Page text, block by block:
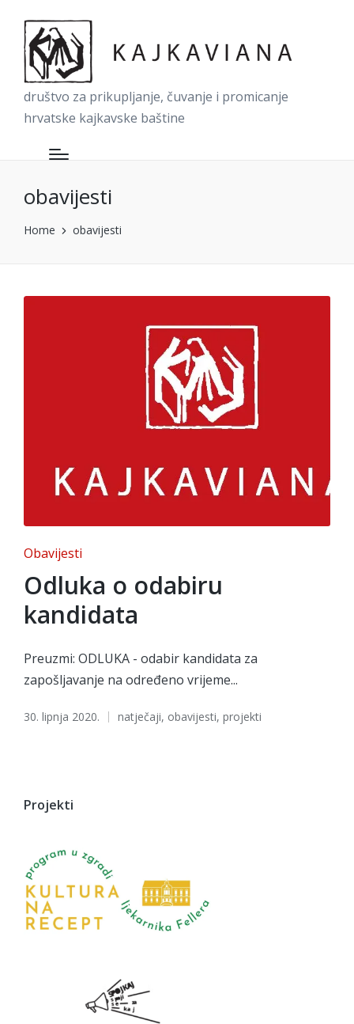
društvo za prikupljanje, čuvanje i promicanje
hrvatske kajkavske baštine
obavijesti
Home obavijesti
Posted
in
Obavijesti
Odluka o odabiru
kandidata
Preuzmi: ODLUKA - odabir kandidata za
zapošljavanje na određeno vrijeme...
30. lipnja 2020.
Tags: natječaji, obavijesti, projekti
Projekti